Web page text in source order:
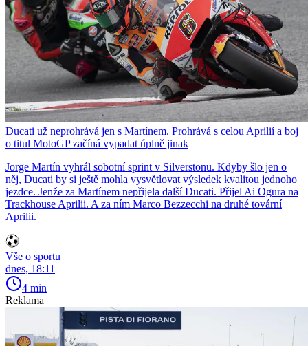
Ducati už neprohrává jen s Martínem. Prohrává s celou Aprilií a boj
o titul MotoGP začíná vypadat úplně jinak
Jorge Martín vyhrál sobotní sprint v Silverstonu. Kdyby šlo jen o
něj, Ducati by si ještě mohla vysvětlovat výsledek kvalitou jednoho
jezdce. Jenže za Martínem nepřijela další Ducati. Přijel Ai Ogura na
Trackhouse Aprilii. A za ním Marco Bezzecchi na druhé tovární
Aprilii.
Vše o sportu
dnes, 18:11
4 min
Reklama